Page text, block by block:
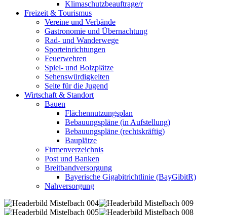
Klimaschutzbeauftrage/r
Freizeit & Tourismus
Vereine und Verbände
Gastronomie und Übernachtung
Rad- und Wanderwege
Sporteinrichtungen
Feuerwehren
Spiel- und Bolzplätze
Sehenswürdigkeiten
Seite für die Jugend
Wirtschaft & Standort
Bauen
Flächennutzungsplan
Bebauungspläne (in Aufstellung)
Bebauungspläne (rechtskräftig)
Bauplätze
Firmenverzeichnis
Post und Banken
Breitbandversorgung
Bayerische Gigabitrichtlinie (BayGibitR)
Nahversorgung